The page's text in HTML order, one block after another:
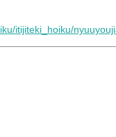
itijiteki_hoiku/